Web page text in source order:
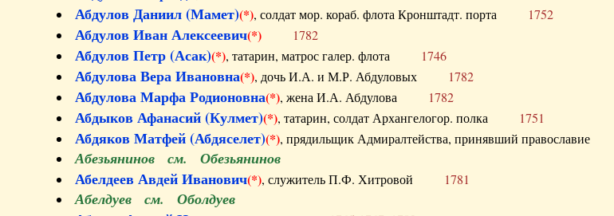
Абдулов Даниил (Мамет)(*), солдат мор. кораб. флота Кронштадт. порта 1752
Абдулов Иван Алексеевич(*) 1782
Абдулов Петр (Асак)(*), татарин, матрос галер. флота 1746
Абдулова Вера Ивановна(*), дочь И.А. и М.Р. Абдуловых 1782
Абдулова Марфа Родионовна(*), жена И.А. Абдулова 1782
Абдыков Афанасий (Кулмет)(*), татарин, солдат Архангелогор. полка 1751
Абдяков Матфей (Абдяселет)(*), прядильщик Адмиралтейства, принявший православие
Абезьянинов см. Обезьянинов
Абелдеев Авдей Иванович(*), служитель П.Ф. Хитровой 1781
Абелдуев см. Оболдуев